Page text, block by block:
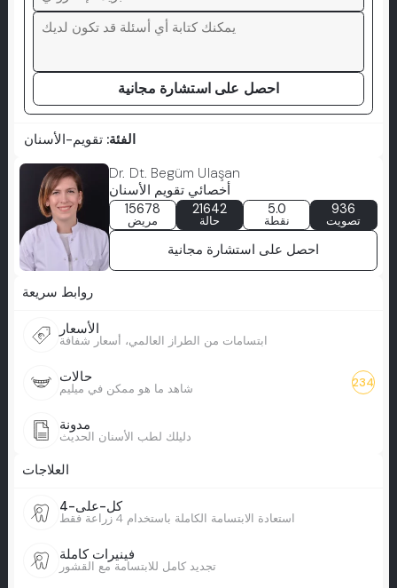
احصل على استشارة مجانية
الفئة:تقويم-الأسنان
Dr. Dt. Begüm Ulaşan
أخصائي تقويم الأسنان
15678
مريض
21642
حالة
5.0
نقطة
936
تصويت
احصل على استشارة مجانية
روابط سريعة
الأسعار
ابتسامات من الطراز العالمي، أسعار شفافة
حالات
شاهد ما هو ممكن في ميليم 234
مدونة
دليلك لطب الأسنان الحديث
العلاجات
كل-على-4
استعادة الابتسامة الكاملة باستخدام 4 زراعة فقط
فينيرات كاملة
تجديد كامل للابتسامة مع القشور